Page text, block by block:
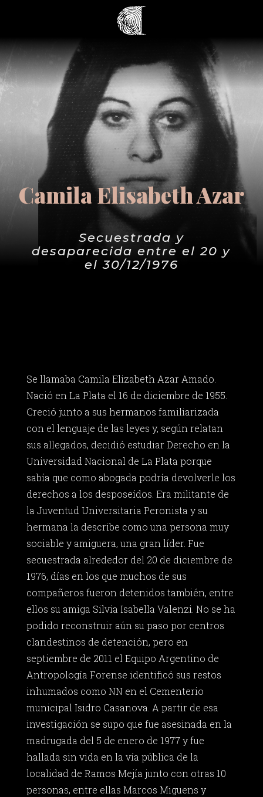
Camila Elisabeth Azar
Secuestrada y
desaparecida entre el 20 y
el 30/12/1976
Se llamaba Camila Elizabeth Azar Amado.
Nació en La Plata el 16 de diciembre de 1955.
Creció junto a sus hermanos familiarizada
con el lenguaje de las leyes y, según relatan
sus allegados, decidió estudiar Derecho en la
Universidad Nacional de La Plata porque
sabía que como abogada podría devolverle los
derechos a los desposeídos. Era militante de
la Juventud Universitaria Peronista y su
hermana la describe como una persona muy
sociable y amiguera, una gran líder. Fue
secuestrada alrededor del 20 de diciembre de
1976, días en los que muchos de sus
compañeros fueron detenidos también, entre
ellos su amiga Silvia Isabella Valenzi. No se ha
podido reconstruir aún su paso por centros
clandestinos de detención, pero en
septiembre de 2011 el Equipo Argentino de
Antropología Forense identificó sus restos
inhumados como NN en el Cementerio
municipal Isidro Casanova. A partir de esa
investigación se supo que fue asesinada en la
madrugada del 5 de enero de 1977 y fue
hallada sin vida en la vía pública de la
localidad de Ramos Mejía junto con otras 10
personas, entre ellas Marcos Miguens y